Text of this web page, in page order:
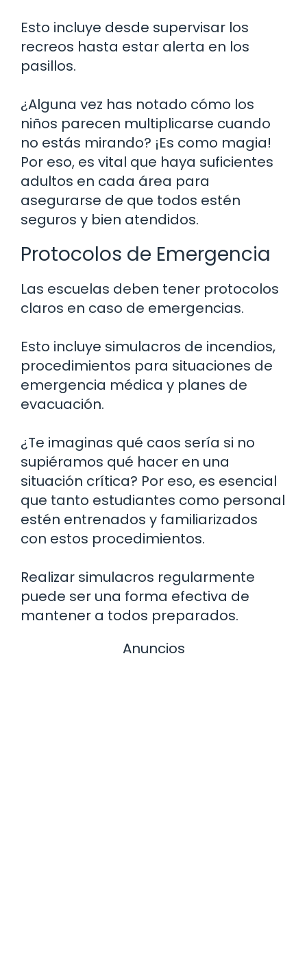
Esto incluye desde supervisar los
recreos hasta estar alerta en los
pasillos.
¿Alguna vez has notado cómo los
niños parecen multiplicarse cuando
no estás mirando? ¡Es como magia!
Por eso, es vital que haya suficientes
adultos en cada área para
asegurarse de que todos estén
seguros y bien atendidos.
Protocolos de Emergencia
Las escuelas deben tener protocolos
claros en caso de emergencias.
Esto incluye simulacros de incendios,
procedimientos para situaciones de
emergencia médica y planes de
evacuación.
¿Te imaginas qué caos sería si no
supiéramos qué hacer en una
situación crítica? Por eso, es esencial
que tanto estudiantes como personal
estén entrenados y familiarizados
con estos procedimientos.
Realizar simulacros regularmente
puede ser una forma efectiva de
mantener a todos preparados.
Anuncios